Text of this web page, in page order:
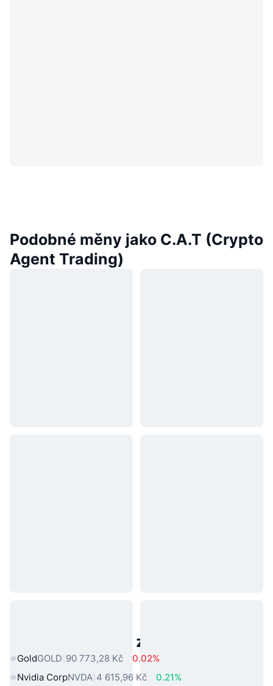
Podobné měny jako C.A.T (Crypto
Agent Trading)
Populární aktiva z reálného světa
GoldGOLD 90 773,28 Kč
0.02%
Nvidia CorpNVDA 4 615,96 Kč 0.21%